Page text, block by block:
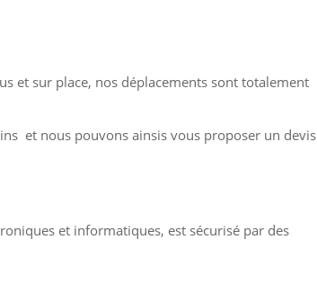
et sur place, nos déplacements sont totalement
et nous pouvons ainsis vous proposer un devis
et informatiques, est sécurisé par des